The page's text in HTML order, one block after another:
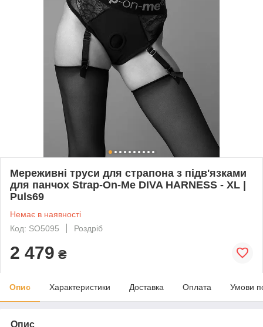
Мереживні труси для страпона з підв'язками
для панчох Strap-On-Me DIVA HARNESS - XL |
Puls69
Немає в наявності
Код: SO5095
Роздріб
2 479 ₴
Опис Характеристики Доставка Оплата Умови
Опис